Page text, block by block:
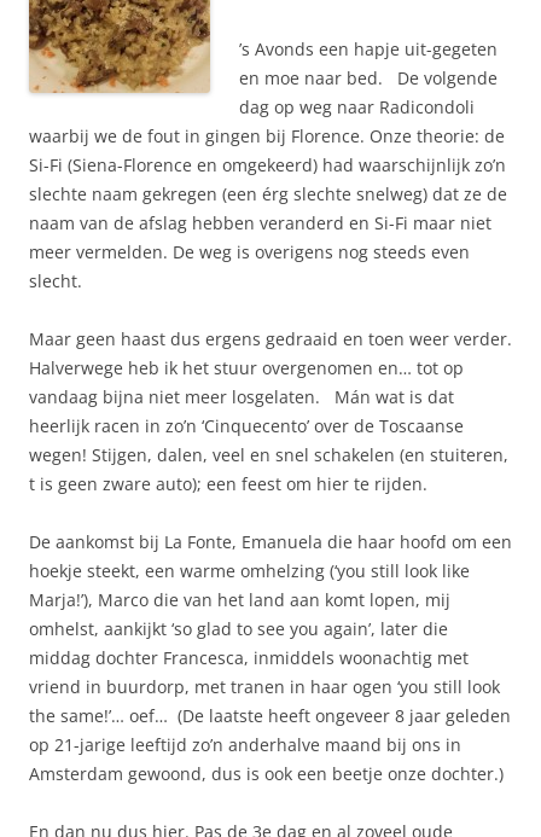
’s Avonds een hapje uit-gegeten
en moe naar bed. De volgende
dag op weg naar Radicondoli
waarbij we de fout in gingen bij Florence. Onze theorie: de
Si-Fi (Siena-Florence en omgekeerd) had waarschijnlijk zo’n
slechte naam gekregen (een érg slechte snelweg) dat ze de
naam van de afslag hebben veranderd en Si-Fi maar niet
meer vermelden. De weg is overigens nog steeds even
slecht.
Maar geen haast dus ergens gedraaid en toen weer verder.
Halverwege heb ik het stuur overgenomen en… tot op
vandaag bijna niet meer losgelaten. Mán wat is dat
heerlijk racen in zo’n ‘Cinquecento’ over de Toscaanse
wegen! Stijgen, dalen, veel en snel schakelen (en stuiteren,
t is geen zware auto); een feest om hier te rijden.
De aankomst bij La Fonte, Emanuela die haar hoofd om een
hoekje steekt, een warme omhelzing (‘you still look like
Marja!’), Marco die van het land aan komt lopen, mij
omhelst, aankijkt ‘so glad to see you again’, later die
middag dochter Francesca, inmiddels woonachtig met
vriend in buurdorp, met tranen in haar ogen ‘you still look
the same!’… oef… (De laatste heeft ongeveer 8 jaar geleden
op 21-jarige leeftijd zo’n anderhalve maand bij ons in
Amsterdam gewoond, dus is ook een beetje onze dochter.)
En dan nu dus hier. Pas de 3e dag en al zoveel oude